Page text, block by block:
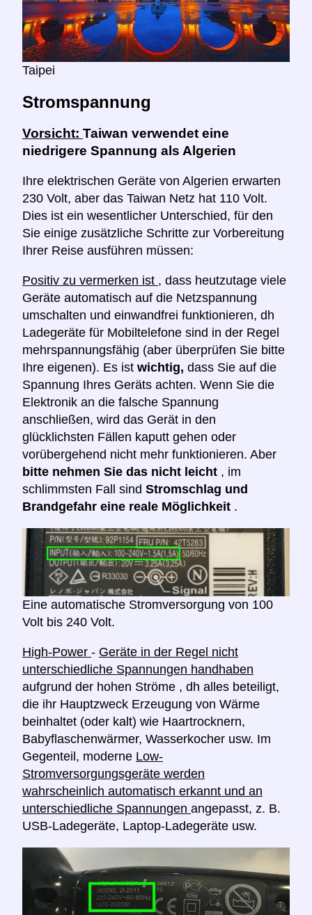
Taipei
Stromspannung
Vorsicht: Taiwan verwendet eine
niedrigere Spannung als Algerien
Ihre elektrischen Geräte von Algerien erwarten
230 Volt, aber das Taiwan Netz hat 110 Volt.
Dies ist ein wesentlicher Unterschied, für den
Sie einige zusätzliche Schritte zur Vorbereitung
Ihrer Reise ausführen müssen:
Positiv zu vermerken ist , dass heutzutage viele
Geräte automatisch auf die Netzspannung
umschalten und einwandfrei funktionieren, dh
Ladegeräte für Mobiltelefone sind in der Regel
mehrspannungsfähig (aber überprüfen Sie bitte
Ihre eigenen). Es ist wichtig, dass Sie auf die
Spannung Ihres Geräts achten. Wenn Sie die
Elektronik an die falsche Spannung
anschließen, wird das Gerät in den
glücklichsten Fällen kaputt gehen oder
vorübergehend nicht mehr funktionieren. Aber
bitte nehmen Sie das nicht leicht , im
schlimmsten Fall sind Stromschlag und
Brandgefahr eine reale Möglichkeit .
Eine automatische Stromversorgung von 100
Volt bis 240 Volt.
High-Power - Geräte in der Regel nicht
unterschiedliche Spannungen handhaben
aufgrund der hohen Ströme , dh alles beteiligt,
die ihr Hauptzweck Erzeugung von Wärme
beinhaltet (oder kalt) wie Haartrocknern,
Babyflaschenwärmer, Wasserkocher usw. Im
Gegenteil, moderne Low-
Stromversorgungsgeräte werden
wahrscheinlich automatisch erkannt und an
unterschiedliche Spannungen angepasst, z. B.
USB-Ladegeräte, Laptop-Ladegeräte usw.